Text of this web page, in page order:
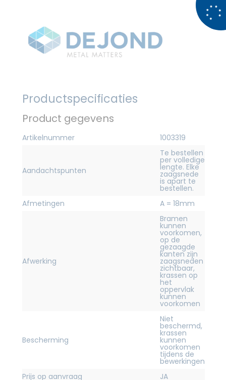
Productspecificaties
Product gegevens
Artikelnummer 1003319
Aandachtspunten
Te bestellen
per volledige
lengte. Elke
zaagsnede
is apart te
bestellen.
Afmetingen
A = 18mm
Afwerking
Bramen
kunnen
voorkomen,
op de
gezaagde
kanten zijn
zaagsneden
zichtbaar,
krassen op
het
oppervlak
kunnen
voorkomen
Bescherming
Niet
beschermd,
krassen
kunnen
voorkomen
tijdens de
bewerkingen
Prijs op aanvraag
JA